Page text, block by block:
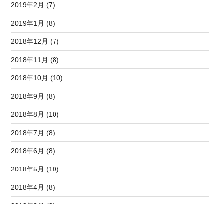
2019年2月 (7)
2019年1月 (8)
2018年12月 (7)
2018年11月 (8)
2018年10月 (10)
2018年9月 (8)
2018年8月 (10)
2018年7月 (8)
2018年6月 (8)
2018年5月 (10)
2018年4月 (8)